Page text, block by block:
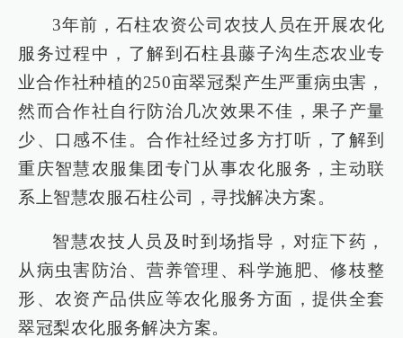
3年前，石柱农资公司农技人员在开展农化
服务过程中，了解到石柱县藤子沟生态农业专
业合作社种植的250亩翠冠梨产生严重病虫害，
然而合作社自行防治几次效果不佳，果子产量
少、口感不佳。合作社经过多方打听，了解到
重庆智慧农服集团专门从事农化服务，主动联
系上智慧农服石柱公司，寻找解决方案。
智慧农技人员及时到场指导，对症下药，
从病虫害防治、营养管理、科学施肥、修枝整
形、农资产品供应等农化服务方面，提供全套
翠冠梨农化服务解决方案。